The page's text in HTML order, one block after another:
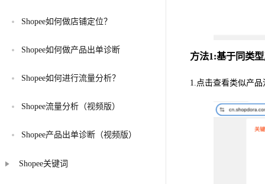
Shopee如何做店铺定位？
Shopee如何做产品出单诊断
Shopee如何进行流量分析？
Shopee流量分析（视频版）
Shopee产品出单诊断（视频版）
Shopee关键词
方法1:基于同类
1.点击查看类似产